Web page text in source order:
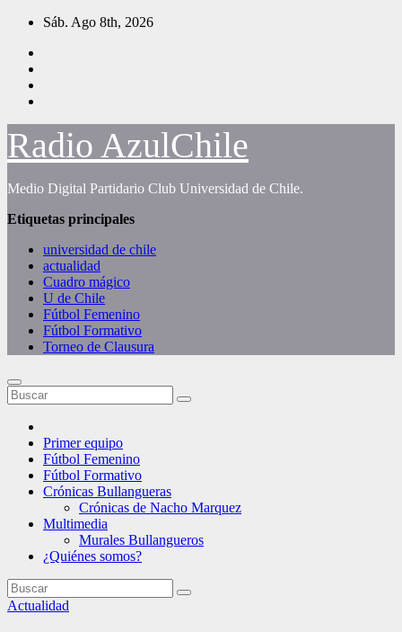
Saltar
contenido
Sáb. Ago 8th, 2026
Radio AzulChile
Medio Digital Partidario Club Universidad de Chile.
Etiquetas principales
universidad de chile
actualidad
Cuadro mágico
U de Chile
Fútbol Femenino
Fútbol Formativo
Torneo de Clausura
Primer equipo
Fútbol Femenino
Fútbol Formativo
Crónicas Bullangueras
Crónicas de Nacho Marquez
Multimedia
Murales Bullangueros
¿Quiénes somos?
Actualidad